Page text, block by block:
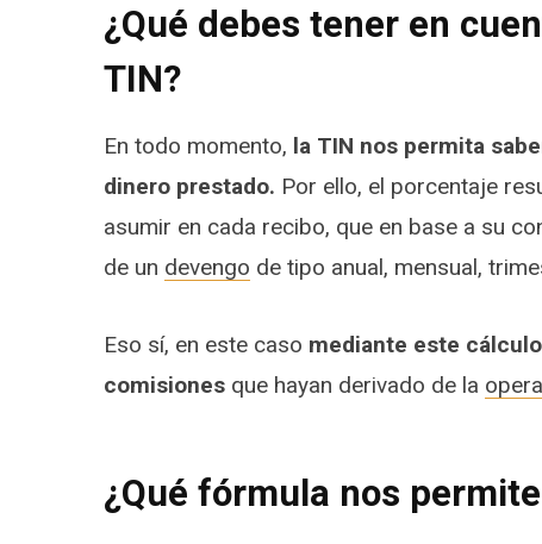
¿Qué debes tener en
TIN?
En todo momento, la TIN nos permita
dinero prestado. Por ello, el porcentaje
asumir en cada recibo, que en base a su
de un devengo de tipo anual, mensual,
Eso sí, en este caso mediante este
comisiones que hayan derivado de la
¿Qué fórmula nos